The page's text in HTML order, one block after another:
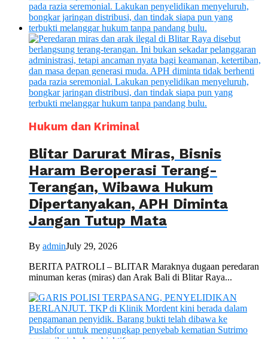
Hukum dan Kriminal
Blitar Darurat Miras, Bisnis
Haram Beroperasi Terang-
Terangan, Wibawa Hukum
Dipertanyakan, APH Diminta
Jangan Tutup Mata
By adminJuly 29, 2026
BERITA PATROLI – BLITAR Maraknya dugaan peredaran
minuman keras (miras) dan Arak Bali di Blitar Raya...